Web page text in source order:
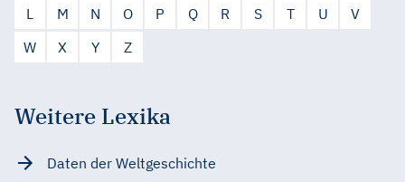
L
M N O P Q R S T U
V
W
X Y Z
Weitere Lexika
Daten der Weltgeschichte